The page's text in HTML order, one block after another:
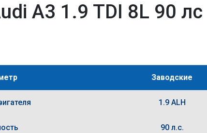
A3 1.9 TDI 8L 90 лс
Заводские
1.9 ALH
90 л.с.